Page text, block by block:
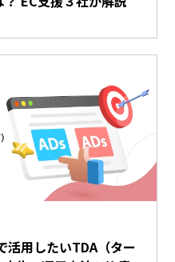
活用したいTDA（ター